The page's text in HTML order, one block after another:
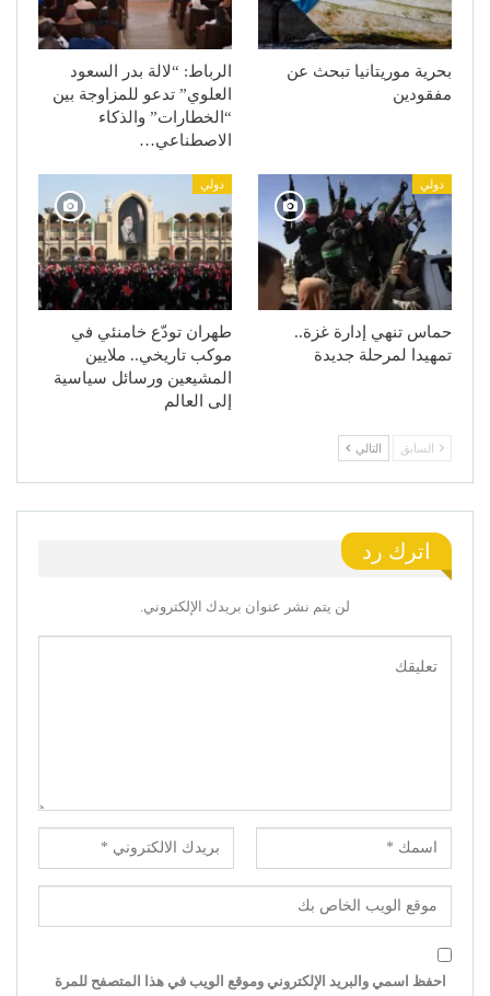
بحرية موريتانيا تبحث عن
مفقودين
الرباط: “لالة بدر السعود
العلوي” تدعو للمزاوجة بين
“الخطارات” والذكاء
الاصطناعي…
دولي
حماس تنهي إدارة غزة..
تمهيدا لمرحلة جديدة
دولي
طهران تودّع خامنئي في
موكب تاريخي.. ملايين
المشيعين ورسائل سياسية
إلى العالم
السابق التالي
اترك رد
لن يتم نشر عنوان بريدك الإلكتروني.
احفظ اسمي والبريد الإلكتروني وموقع الويب في هذا المتصفح للمرة